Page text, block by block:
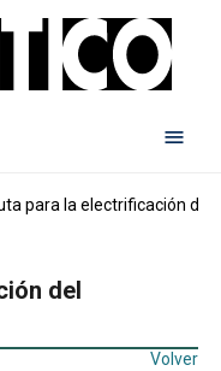
para la electrificación del
del
Volver